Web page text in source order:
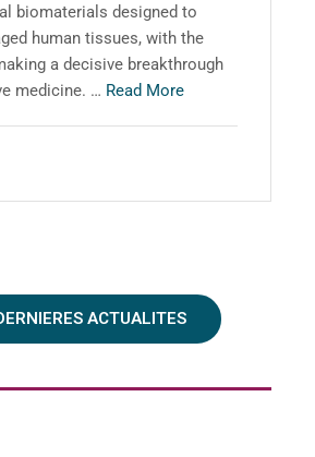
biomaterials designed to
human tissues, with the
a decisive breakthrough
medicine. … Read More
ACTUALITES